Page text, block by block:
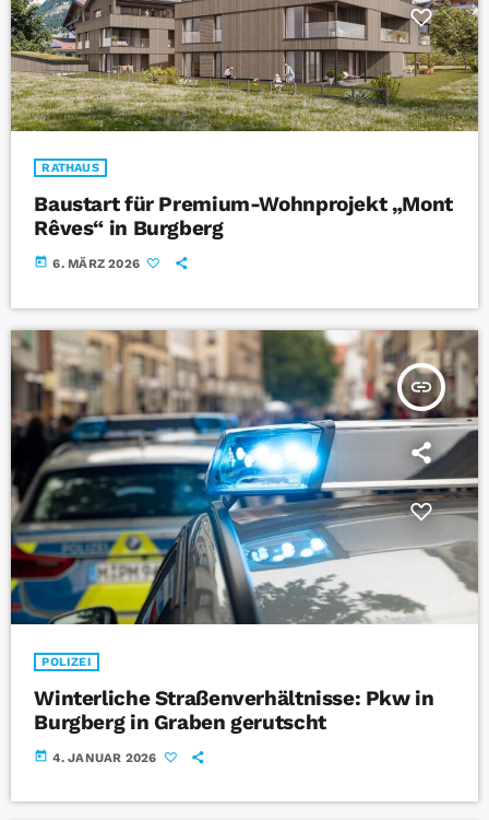
RATHAUS
Baustart für Premium-Wohnprojekt „Mont
Rêves“ in Burgberg
today 6. MÄRZ 2026
insert_link
POLIZEI
Winterliche Straßenverhältnisse: Pkw in
Burgberg in Graben gerutscht
today 4. JANUAR 2026